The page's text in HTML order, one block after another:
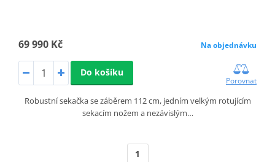
69 990 Kč Na objednávku
Do košíku
Porovnat
Robustní sekačka se záběrem 112 cm, jedním velkým rotujícím
sekacím nožem a nezávislým…
1